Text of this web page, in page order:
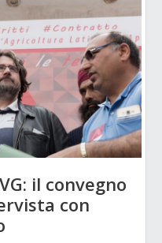
il convegno
con